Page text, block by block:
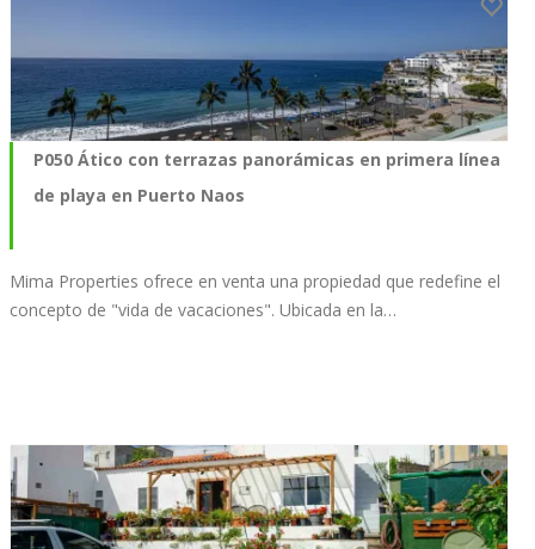
P050 Ático con terrazas panorámicas en primera línea
de playa en Puerto Naos
Mima Properties ofrece en venta una propiedad que redefine el
concepto de "vida de vacaciones". Ubicada en la…